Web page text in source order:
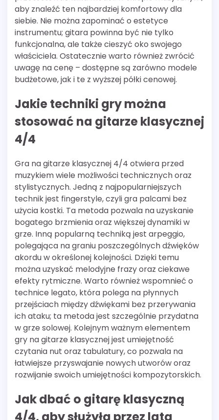
aby znaleźć ten najbardziej komfortowy dla
siebie. Nie można zapominać o estetyce
instrumentu; gitara powinna być nie tylko
funkcjonalna, ale także cieszyć oko swojego
właściciela. Ostatecznie warto również zwrócić
uwagę na cenę – dostępne są zarówno modele
budżetowe, jak i te z wyższej półki cenowej.
Jakie techniki gry można
stosować na gitarze klasycznej
4/4
Gra na gitarze klasycznej 4/4 otwiera przed
muzykiem wiele możliwości technicznych oraz
stylistycznych. Jedną z najpopularniejszych
technik jest fingerstyle, czyli gra palcami bez
użycia kostki. Ta metoda pozwala na uzyskanie
bogatego brzmienia oraz większej dynamiki w
grze. Inną popularną techniką jest arpeggio,
polegająca na graniu poszczególnych dźwięków
akordu w określonej kolejności. Dzięki temu
można uzyskać melodyjne frazy oraz ciekawe
efekty rytmiczne. Warto również wspomnieć o
technice legato, która polega na płynnych
przejściach między dźwiękami bez przerywania
ich ataku; ta metoda jest szczególnie przydatna
w grze solowej. Kolejnym ważnym elementem
gry na gitarze klasycznej jest umiejętność
czytania nut oraz tabulatury, co pozwala na
łatwiejsze przyswajanie nowych utworów oraz
rozwijanie swoich umiejętności kompozytorskich.
Jak dbać o gitarę klasyczną
4/4, aby służyła przez lata